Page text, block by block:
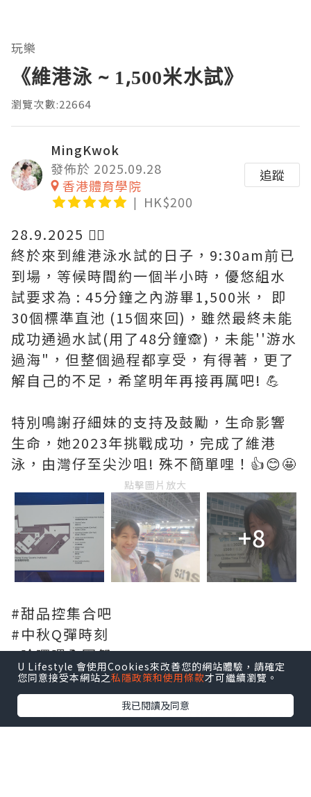
玩樂
《維港泳 ~ 1,500米水試》
瀏覽次數:22664
MingKwok
發佈於 2025.09.28
香港體育學院
HK$200
追蹤
28.9.2025 🏊‍♀️
終於來到維港泳水試的日子，9:30am前已
到場，等候時間約一個半小時，優悠組水
試要求為 : 45分鐘之內游畢1,500米， 即
30個標準直池 (15個來回)，雖然最終未能
成功通過水試(用了48分鐘🙈)，未能''游水
過海"，但整個過程都享受，有得著，更了
解自己的不足，希望明年再接再厲吧! 💪
特別鳴謝孖細妹的支持及鼓勵，生命影響
生命，她2023年挑戰成功，完成了維港
泳，由灣仔至尖沙咀! 殊不簡單哩！👍😊🤩
點擊圖片放大
+8
#甜品控集合吧
#中秋Q彈時刻
#哈囉喂全園祭
*本站之內容由作者所提供，並不代表本站的立場。因此本站對
所有博客的立場、真實性、準確性及完整性不負任何法律責
U Lifestyle 會使用Cookies來改善您的網站體驗，請確定
您同意接受本網站之私隱政策和使用條款才可繼續瀏覽。
我已閱讀及同意